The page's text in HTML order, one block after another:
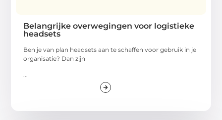
Belangrijke overwegingen voor logistieke
headsets
Ben je van plan headsets aan te schaffen voor gebruik in je
organisatie? Dan zijn